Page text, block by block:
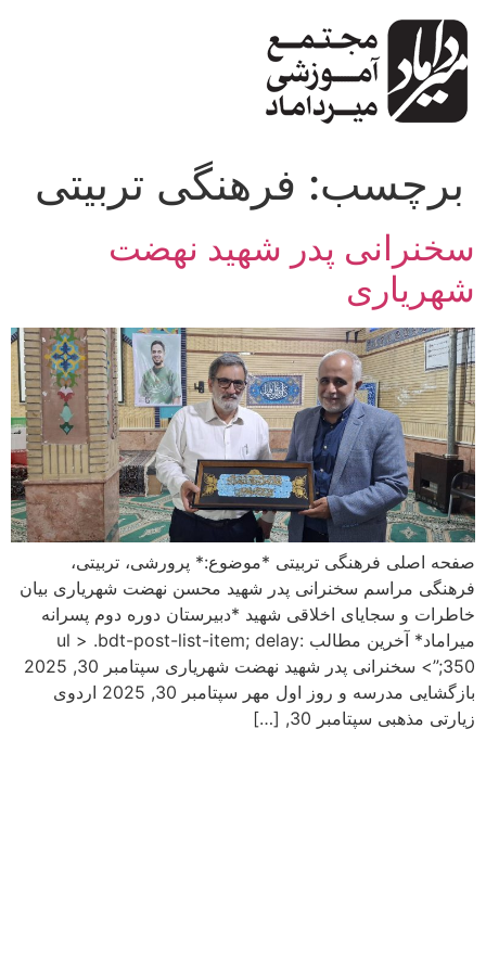
محتوا
برچسب: فرهنگی تربیتی
سخنرانی پدر شهید نهضت
شهریاری
صفحه اصلی فرهنگی تربیتی *موضوع:* پرورشی، تربیتی،
فرهنگی مراسم سخنرانی پدر شهید محسن نهضت شهریاری بیان
خاطرات و سجایای اخلاقی شهید *دبیرستان دوره دوم پسرانه
میراماد* آخرین مطالب ul > .bdt-post-list-item; delay:
350;”> سخنرانی پدر شهید نهضت شهریاری سپتامبر 30, 2025
بازگشایی مدرسه و روز اول مهر سپتامبر 30, 2025 اردوی
زیارتی مذهبی سپتامبر 30, […]